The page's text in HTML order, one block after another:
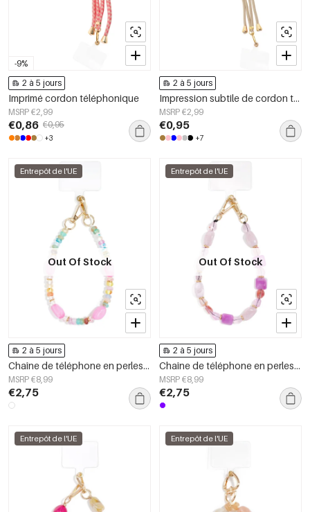
-9%
2 à 5 jours
Imprimé cordon téléphonique
MSRP €2,99
€0,86 €0,95
+3
2 à 5 jours
Impression subtile de cordon téléphonique
MSRP €2,99
€0,95
+7
Entrepôt de l'UE
Out Of Stock
2 à 5 jours
Chaîne de téléphone en perles acryliques simples, accessoires du quotidien
MSRP €8,99
€2,75
Entrepôt de l'UE
Out Of Stock
2 à 5 jours
Chaîne de téléphone en perles acryliques décontractées, accessoires du quotidien
MSRP €8,99
€2,75
Entrepôt de l'UE Entrepôt de l'UE